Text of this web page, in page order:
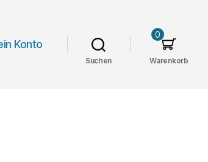
Konto
Suchen Warenkorb
0